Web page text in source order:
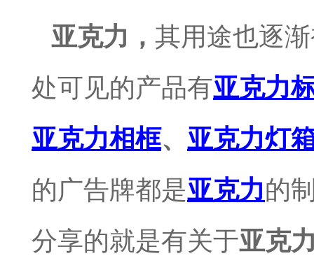
亚克力 ， 其用途也逐
处可见的产品有亚克力
亚克力相框、 亚克力灯
的广告牌都是亚克力的
分享的就是有关于亚克